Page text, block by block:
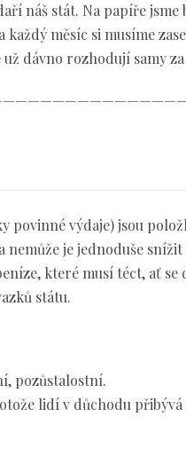
náš stát. Na papíře
každý měsíc si musíme
dávno rozhodují samy za
povinné výdaje) jsou
nemůže je jednoduše
které musí téct, ať se
státu.
pozůstalostní.
lidí v důchodu přibývá